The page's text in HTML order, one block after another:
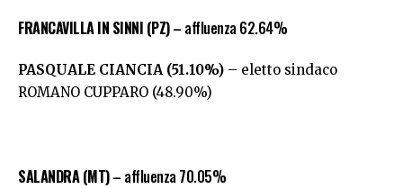
FRANCAVILLA IN SINNI (PZ)– affluenza 62.64%
PASQUALE CIANCIA (51.10%) – eletto sindaco
ROMANO CUPPARO (48.90%)
SALANDRA (MT)– affluenza 70.05%